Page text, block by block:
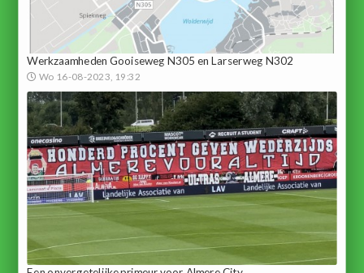
Werkzaamheden Gooiseweg N305 en Larserweg N302
Wo 16-08-2023, 19:32